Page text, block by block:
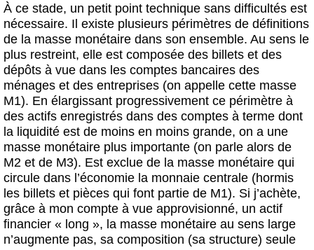
À ce stade, un petit point technique sans difficultés est
nécessaire. Il existe plusieurs périmètres de définitions
de la masse monétaire dans son ensemble. Au sens le
plus restreint, elle est composée des billets et des
dépôts à vue dans les comptes bancaires des
ménages et des entreprises (on appelle cette masse
M1). En élargissant progressivement ce périmètre à
des actifs enregistrés dans des comptes à terme dont
la liquidité est de moins en moins grande, on a une
masse monétaire plus importante (on parle alors de
M2 et de M3). Est exclue de la masse monétaire qui
circule dans l’économie la monnaie centrale (hormis
les billets et pièces qui font partie de M1). Si j’achète,
grâce à mon compte à vue approvisionné, un actif
financier « long », la masse monétaire au sens large
n’augmente pas, sa composition (sa structure) seule